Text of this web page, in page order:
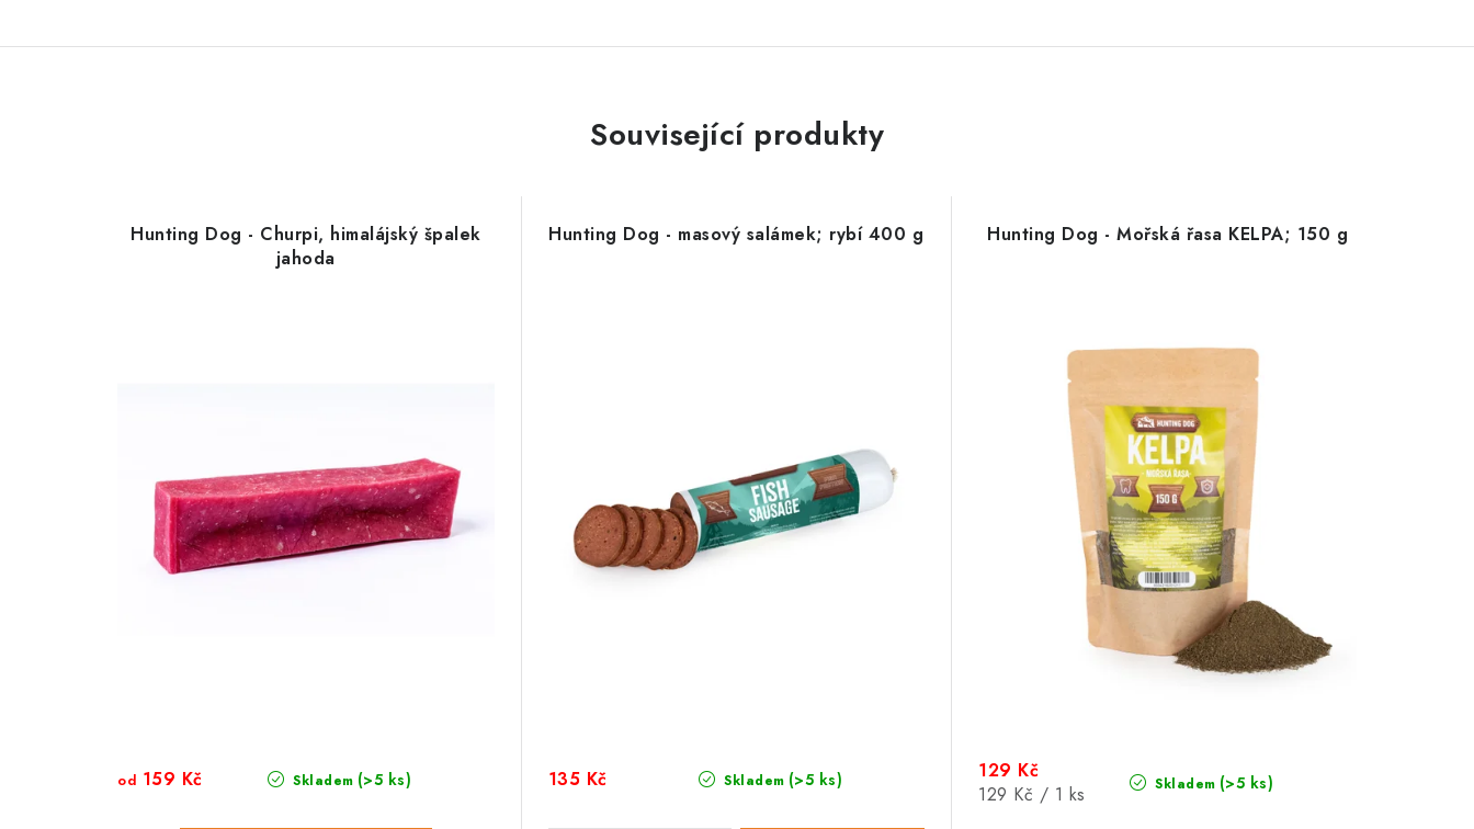
Související produkty
Hunting Dog - Churpi, himalájský špalek
jahoda
Skladem (>5 ks)
od 159 Kč
Hunting Dog - masový salámek; rybí 400 g
Skladem (>5 ks)
135 Kč
Hunting Dog - Mořská řasa KELPA; 150 g
Skladem (>5 ks)
129 Kč
Měrná
129 Kč / 1 ks